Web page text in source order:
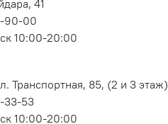
41
90-00
10:00-20:00
Транспортная, 85, (2 и 3 этаж)
33-53
10:00-20:00